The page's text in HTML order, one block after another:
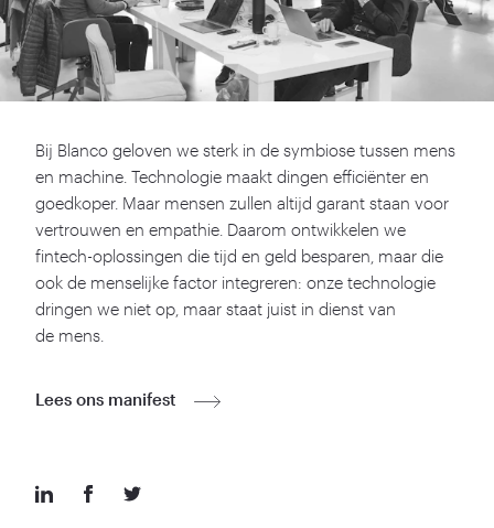
Bij Blanco geloven we sterk in de symbiose tussen mens
en machine. Technologie maakt dingen efficiënter en
goedkoper. Maar mensen zullen altijd garant staan voor
vertrouwen en empathie. Daarom ontwikkelen we
fintech-oplossingen die tijd en geld besparen, maar die
ook de menselijke factor integreren: onze technologie
dringen we niet op, maar staat juist in dienst van
de mens.
Lees ons manifest